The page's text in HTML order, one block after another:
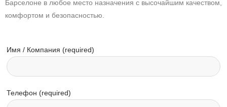
Барселоне в любое место назначения с высочайшим качеством,
комфортом и безопасностью.
Имя / Компания (required)
Телефон (required)